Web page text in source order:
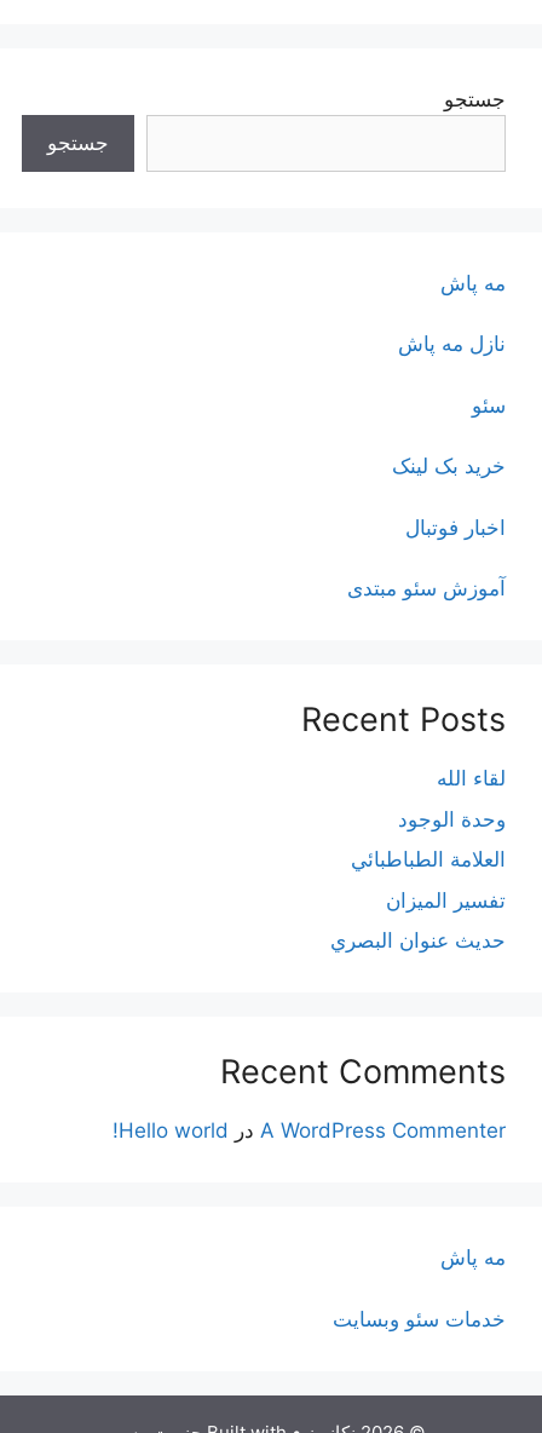
جستجو
جستجو
مه پاش
نازل مه پاش
سئو
خرید بک لینک
اخبار فوتبال
آموزش سئو مبتدی
Recent Posts
لقاء الله
وحدة الوجود
العلامة الطباطبائي
تفسير الميزان
حديث عنوان البصري
Recent Comments
A WordPress Commenter در Hello world!
مه پاش
خدمات سئو وبسایت